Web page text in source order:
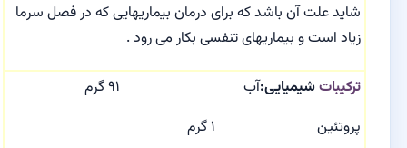
شاید علت آن باشد که برای درمان بیماریهایی که در فصل سرما
زیاد است و بیماریهای تنفسی بکار می رود .
ترکیباتشیمیایی:آب ۹۱ گرم
پروتئین ۱ گرم